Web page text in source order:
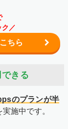
ク／
ちら
きる
のプランが半
実施中です。